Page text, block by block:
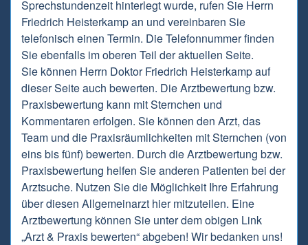
Sprechstundenzeit hinterlegt wurde, rufen Sie Herrn
Friedrich Heisterkamp an und vereinbaren Sie
telefonisch einen Termin. Die Telefonnummer finden
Sie ebenfalls im oberen Teil der aktuellen Seite.
Sie können Herrn Doktor Friedrich Heisterkamp auf
dieser Seite auch bewerten. Die Arztbewertung bzw.
Praxisbewertung kann mit Sternchen und
Kommentaren erfolgen. Sie können den Arzt, das
Team und die Praxisräumlichkeiten mit Sternchen (von
eins bis fünf) bewerten. Durch die Arztbewertung bzw.
Praxisbewertung helfen Sie anderen Patienten bei der
Arztsuche. Nutzen Sie die Möglichkeit Ihre Erfahrung
über diesen Allgemeinarzt hier mitzuteilen. Eine
Arztbewertung können Sie unter dem obigen Link
„Arzt & Praxis bewerten“ abgeben! Wir bedanken uns!